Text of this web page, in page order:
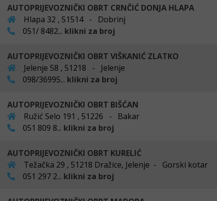
AUTOPRIJEVOZNIČKI OBRT CRNČIĆ DONJA HLAPA
Hlapa 32 , 51514 - Dobrinj
051/ 8482... klikni za broj
AUTOPRIJEVOZNIČKI OBRT VIŠKANIĆ ZLATKO
Jelenje 58 , 51218 - Jelenje
098/36995... klikni za broj
AUTOPRIJEVOZNIČKI OBRT BIŠĆAN
Ružić Selo 191 , 51226 - Bakar
051 809 8... klikni za broj
AUTOPRIJEVOZNIČKI OBRT KURELIĆ
Težačka 29 , 51218 Dražice, Jelenje - Gorski kotar
051 297 2... klikni za broj